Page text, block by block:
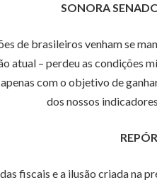
SONORA
de brasileiros venham se
atual – perdeu as
com o objetivo de
dos nossos
fiscais e a ilusão criada